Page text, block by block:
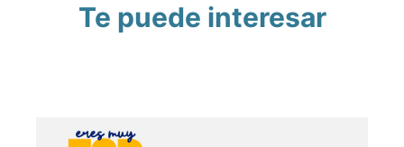
Te puede interesar